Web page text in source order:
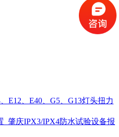
E12、E40、G5、G13灯头扭力
_肇庆IPX3/IPX4防水试验设备报